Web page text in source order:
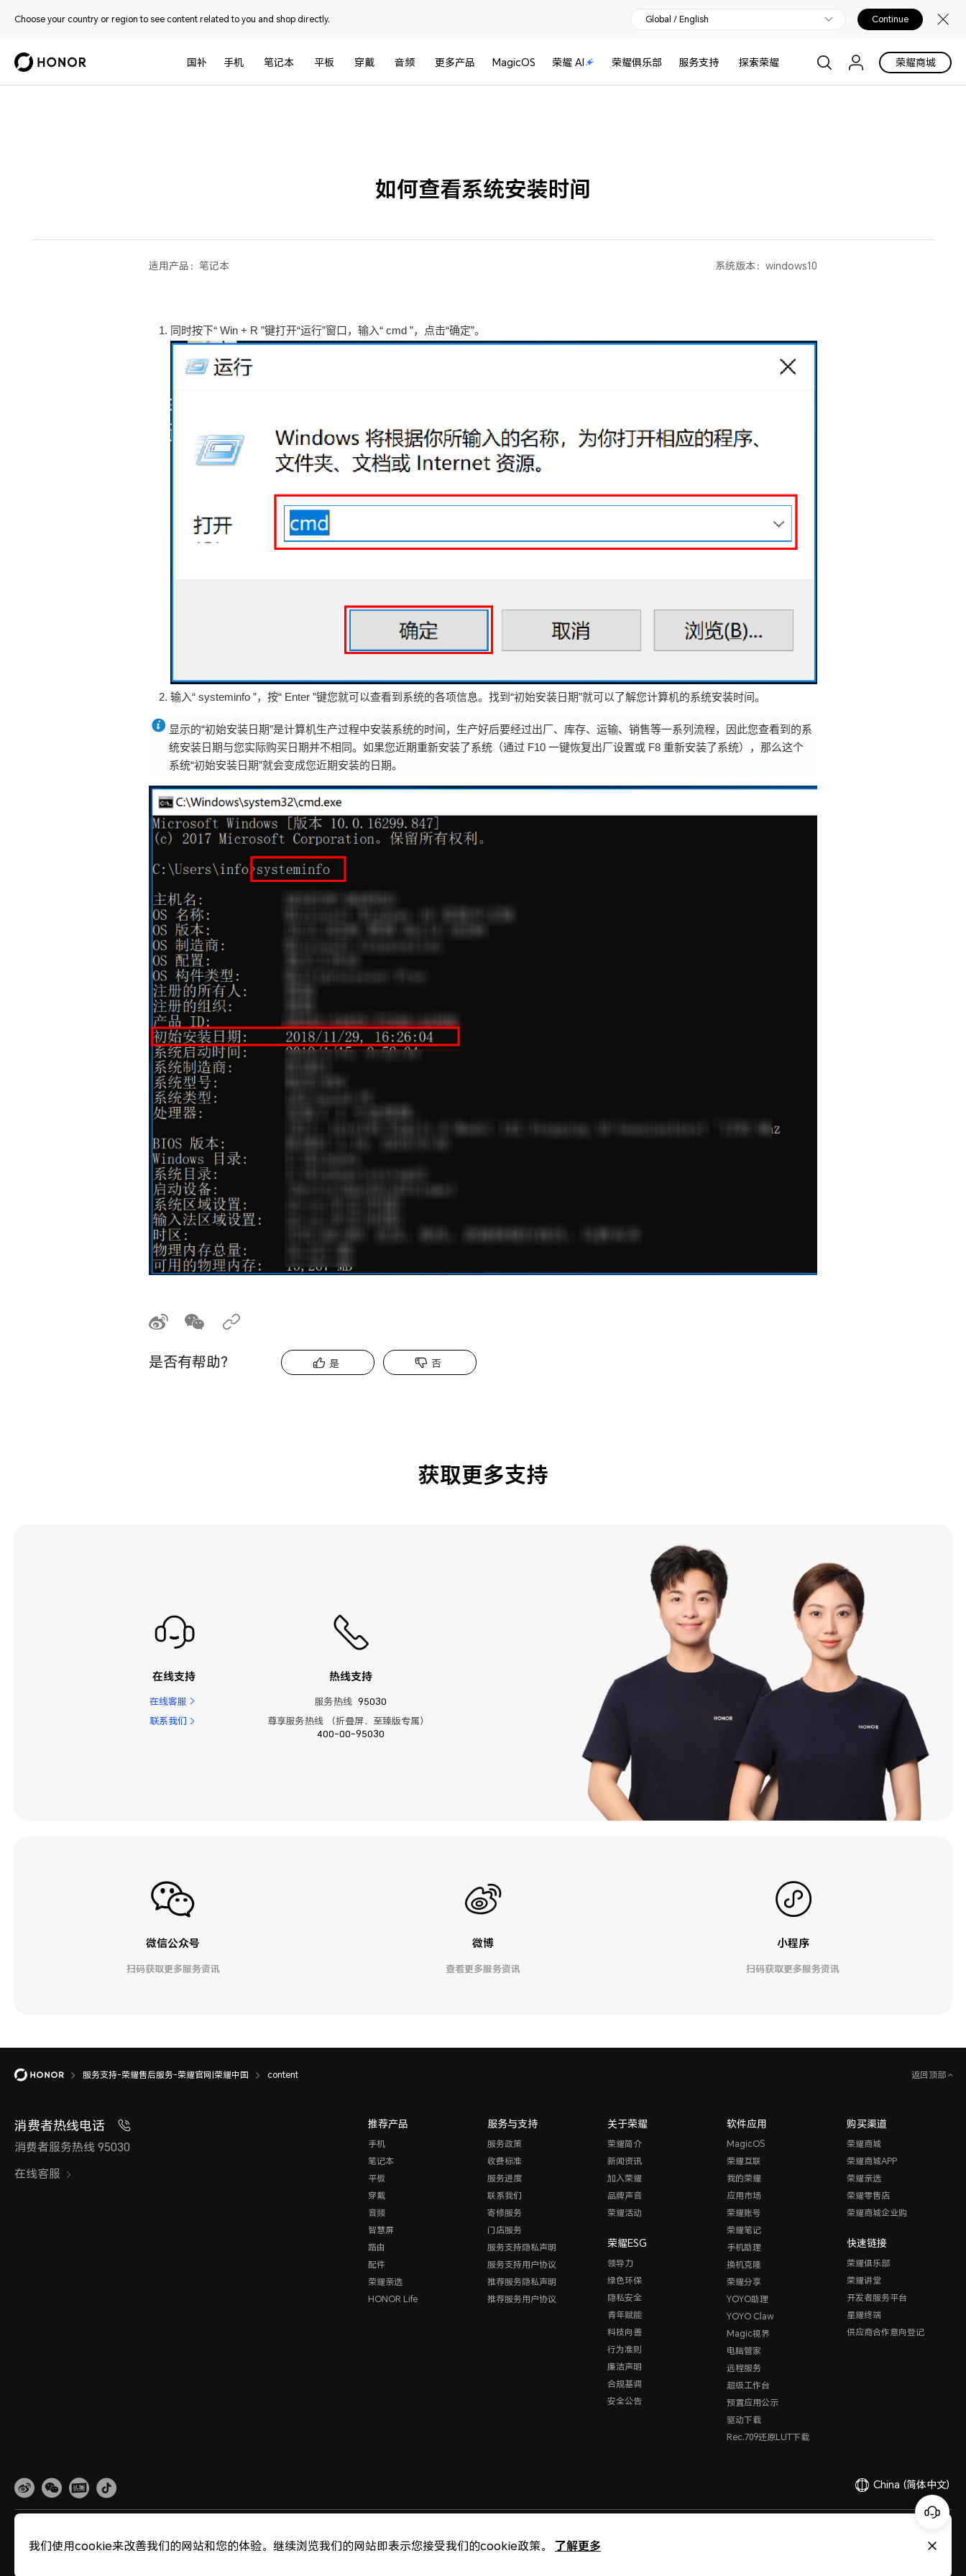
Choose your country or region to see content related to you and shop directly. Global / English Continue
国补 手机 笔记本 平板 穿戴 音频 更多产品 MagicOS 荣耀 AI 荣耀俱乐部 服务支持 探索荣耀 荣耀商城
如何查看系统安装时间
适用产品： 笔记本 系统版本：windows10
同时按下“ Win + R ”键打开“运行”窗口，输入“ cmd ”，点击“确定”。
输入“ systeminfo ”，按“ Enter ”键您就可以查看到系统的各项信息。找到“初始安装日期”就可以了解您计算机的系统安装时间。
显示的“初始安装日期”是计算机生产过程中安装系统的时间，生产好后要经过出厂、库存、运输、销售等一系列流程，因此您查看到的系
统安装日期与您实际购买日期并不相同。如果您近期重新安装了系统（通过 F10 一键恢复出厂设置或 F8 重新安装了系统），那么这个
系统“初始安装日期”就会变成您近期安装的日期。
是否有帮助？ 是 否
获取更多支持
在线支持
在线客服
联系我们
热线支持
服务热线 95030
尊享服务热线 （折叠屏、至臻版专属）
400-00-95030
微信公众号
扫码获取更多服务资讯
微博
查看更多服务资讯
小程序
扫码获取更多服务资讯
服务支持-荣耀售后服务-荣耀官网|荣耀中国 content 返回顶部
消费者热线电话
消费者服务热线 95030
在线客服
推荐产品
手机
笔记本
平板
穿戴
音频
智慧屏
路由
配件
荣耀亲选
HONOR Life
服务与支持
服务政策
收费标准
服务进度
联系我们
寄修服务
门店服务
服务支持隐私声明
服务支持用户协议
推荐服务隐私声明
推荐服务用户协议
关于荣耀
荣耀简介
新闻资讯
加入荣耀
品牌声音
荣耀活动
荣耀ESG
领导力
绿色环保
隐私安全
青年赋能
科技向善
行为准则
廉洁声明
合规基调
安全公告
软件应用
MagicOS
荣耀互联
我的荣耀
应用市场
荣耀账号
荣耀笔记
手机助理
换机克隆
荣耀分享
YOYO助理
YOYO Claw
Magic视界
电脑管家
远程服务
超级工作台
预置应用公示
驱动下载
Rec.709还原LUT下载
购买渠道
荣耀商城
荣耀商城APP
荣耀亲选
荣耀零售店
荣耀商城企业购
快速链接
荣耀俱乐部
荣耀讲堂
开发者服务平台
星耀终端
供应商合作意向登记
China (简体中文)
版权所有 © 荣耀终端股份有限公司 2020-2026 保留一切权利。
粤ICP备20047157号
医疗器械网络交易服务第三方平台备案
我们使用cookie来改善我们的网站和您的体验。继续浏览我们的网站即表示您接受我们的cookie政策。 了解更多